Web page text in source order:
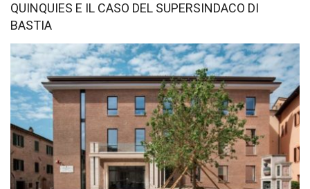
QUINQUIES E IL CASO DEL SUPERSINDACO DI
BASTIA